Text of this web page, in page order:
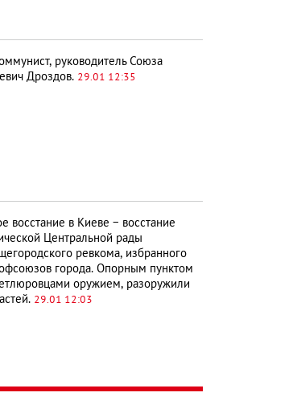
руководитель Союза
Дроздов. 29.01 12:35
восстание в Киеве − восстание
Центральной рады
ревкома, избранного
города. Опорным пунктом
оружием, разоружили
29.01 12:03